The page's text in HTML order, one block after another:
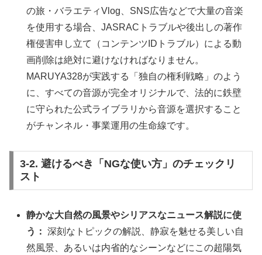
の旅・バラエティVlog、SNS広告などで大量の音楽
を使用する場合、JASRACトラブルや後出しの著作
権侵害申し立て（コンテンツIDトラブル）による動
画削除は絶対に避けなければなりません。
MARUYA328が実践する「独自の権利戦略」のよう
に、すべての音源が完全オリジナルで、法的に鉄壁
に守られた公式ライブラリから音源を選択すること
がチャンネル・事業運用の生命線です。
3-2. 避けるべき「NGな使い方」のチェックリ
スト
静かな大自然の風景やシリアスなニュース解説に使
う： 深刻なトピックの解説、静寂を魅せる美しい自
然風景、あるいは内省的なシーンなどにこの超陽気